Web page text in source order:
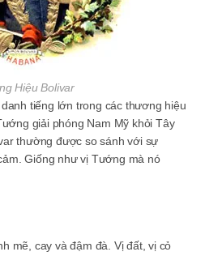
Hiệu Bolivar
tiếng lớn trong các thương hiệu
giải phóng Nam Mỹ khỏi Tây
thường được so sánh với sự
Giống như vị Tướng mà nó
mẽ, cay và đậm đà. Vị đất, vị cỏ